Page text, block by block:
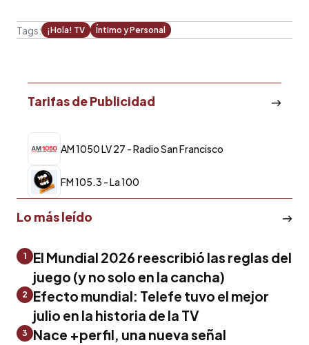
Tags: ¡Hola! TV Íntimo y Personal
Tarifas de Publicidad
AM 1050 LV 27 - Radio San Francisco
FM 105.3 - La 100
Lo más leído
1
El Mundial 2026 reescribió las reglas del
juego (y no solo en la cancha)
2
Efecto mundial: Telefe tuvo el mejor
julio en la historia de la TV
3
Nace +perfil, una nueva señal